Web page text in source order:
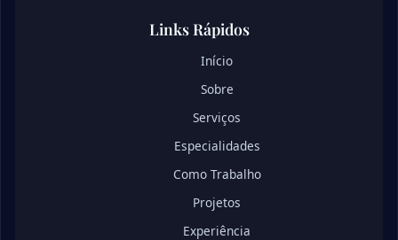
Links Rápidos
Início
Sobre
Serviços
Especialidades
Como Trabalho
Projetos
Experiência